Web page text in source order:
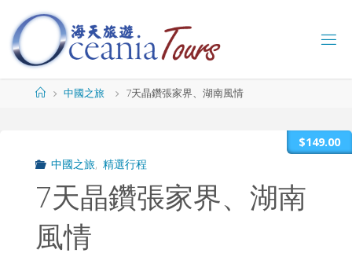
content
旅
T
Home中國之旅 7天晶鑽張家界、湖南風情
中國之旅, 精選行程
$149.00
7天晶鑽張家界、湖南
風情